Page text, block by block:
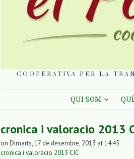
COOPERATIVA PER LA
QUI SOM
cronica i valoracio 2013
on Dimarts, 17 de desembre, 2013 at 14:45
cronica i valoracio 2013 CIC